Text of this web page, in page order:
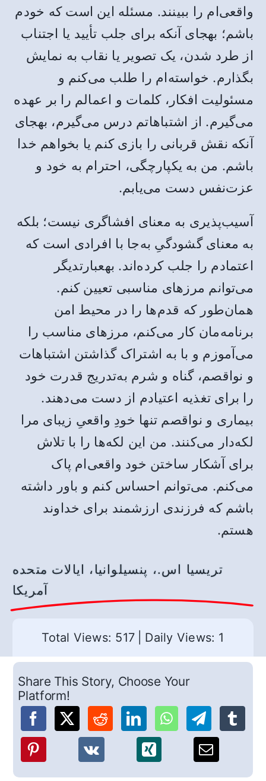
واقعی‌ام را ببینند. مسئله این است که خودم
باشم؛ بهجای آنکه برای جلب تأیید یا اجتناب
از طرد شدن، یک تصویر یا نقاب به نمایش
بگذارم. خواسته‌ام را طلب می‌کنم و
مسئولیت افکار، کلمات و اعمالم را بر عهده
می‌گیرم. از اشتباهاتم درس می‌گیرم، بهجای
آنکه نقش قربانی را بازی کنم یا بخواهم خدا
باشم. من به یکپارچگی، احترام به خود و
عزت‌نفس دست می‌یابم.
آسیب‌پذیری به معنای افشاگری نیست؛ بلکه
به معنای گشودگیِ به‌جا با افرادی است که
اعتمادم را جلب کرده‌اند. بهعبارتدیگر
می‌توانم مرزهای مناسبی تعیین کنم.
همان‌طور که قدم‌ها را در محیط امن
برنامه‌مان کار می‌کنم، مرزهای مناسب را
می‌آموزم و با به اشتراک گذاشتن اشتباهات
و نواقصم، گناه و شرم به‌تدریج قدرت خود
را برای تغذیه اعتیادم از دست می‌دهند.
بیماری و نواقصم تنها خودِ واقعیِ زیبای مرا
لکه‌دار می‌کنند. من این لکه‌ها را با تلاش
برای آشکار ساختن خود واقعی‌ام پاک
می‌کنم. می‌توانم احساس کنم و باور داشته
باشم که فرزندی ارزشمند برای خداوند
هستم.
تریسیا اس.، پنسیلوانیا، ایالات متحده
آمریکا
Total Views: 517 Daily Views: 1
Share This Story, Choose Your
Platform!